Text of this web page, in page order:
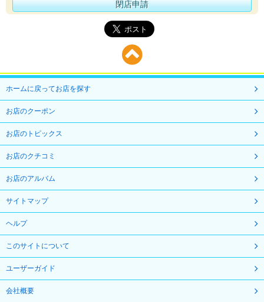
閉店申請
ホームに戻ってお店を探す
お店のクーポン
お店のトピックス
お店のクチコミ
お店のアルバム
サイトマップ
ヘルプ
このサイトについて
ユーザーガイド
会社概要